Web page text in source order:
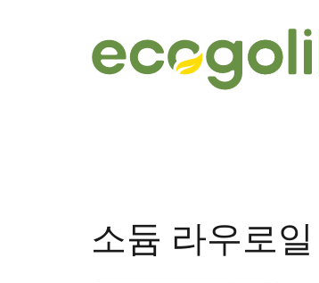
소듐 라우로